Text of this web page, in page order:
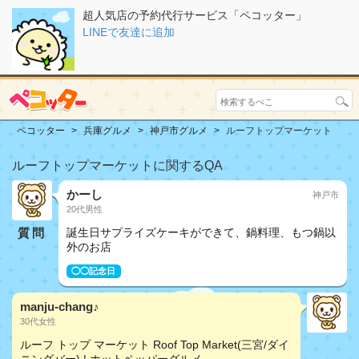
超人気店の予約代行サービス「ペコッター」
LINEで友達に追加
ペコッター 兵庫グルメ 神戸市グルメ ルーフトップマーケット
ルーフトップマーケットに関するQA
質問
かーし
20代男性
神戸市
誕生日サプライズケーキができて、鍋料理、もつ鍋以
外のお店
◯◯記念日
manju-chang♪
30代女性
ルーフ トップ マーケット Roof Top Market(三宮/ダイ